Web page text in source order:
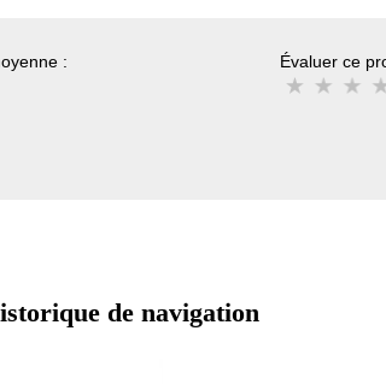
: Évaluer ce
de navigation